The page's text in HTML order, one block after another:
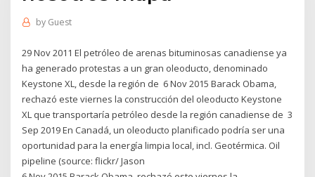
by Guest
29 Nov 2011 El petróleo de arenas bituminosas canadiense ya
ha generado protestas a un gran oleoducto, denominado
Keystone XL, desde la región de 6 Nov 2015 Barack Obama,
rechazó este viernes la construcción del oleoducto Keystone
XL que transportaría petróleo desde la región canadiense de 3
Sep 2019 En Canadá, un oleoducto planificado podría ser una
oportunidad para la energía limpia local, incl. Geotérmica. Oil
pipeline (source: flickr/ Jason